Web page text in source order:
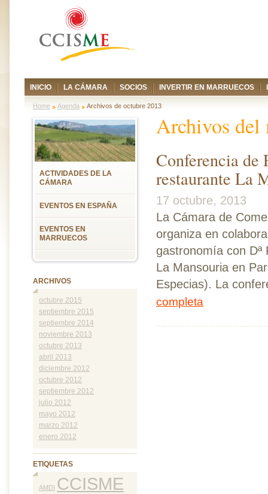
INICIO LA CÁMARA SOCIOS INVERTIR EN MARRUECOS
Home Agenda Archivos de octubre 2013
Archivos
Conferencia de
restaurante La
17 octubre, 2013
La Cámara de
organiza en
gastronomía con
La Mansouria en
Especias). La
completa
ACTIVIDADES DE LA
CÁMARA
EVENTOS EN ESPAÑA
EVENTOS EN
MARRUECOS
ARCHIVOS
octubre 2015
septiembre 2015
septiembre 2014
noviembre 2013
octubre 2013
abril 2013
diciembre 2012
octubre 2012
septiembre 2012
julio 2012
mayo 2012
marzo 2012
enero 2012
ETIQUETAS
AMDI CCISME